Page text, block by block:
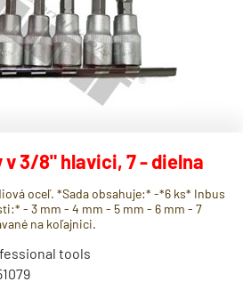
podmienky
Kontakt
v 3/8" hlavici, 7 - dielna
oceľ. *Sada obsahuje:* -*6 ks* Inbus
- 3 mm - 4 mm - 5 mm - 6 mm - 7
na koľajnici.
tools